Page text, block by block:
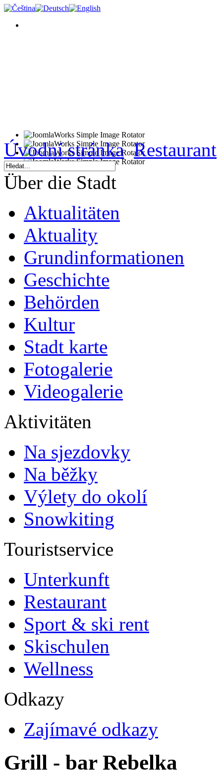
Úvodní stránka Restaurant
Über die Stadt
Aktualitäten
Aktuality
Grundinformationen
Geschichte
Behörden
Kultur
Stadt karte
Fotogalerie
Videogalerie
Aktivitäten
Na sjezdovky
Na běžky
Výlety do okolí
Snowkiting
Touristservice
Unterkunft
Restaurant
Sport & ski rent
Skischulen
Wellness
Odkazy
Zajímavé odkazy
Grill - bar Rebelka